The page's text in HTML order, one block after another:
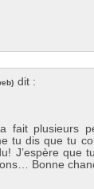
) dit :
fait plusieurs
tu dis que tu
J’espère que
Bonne